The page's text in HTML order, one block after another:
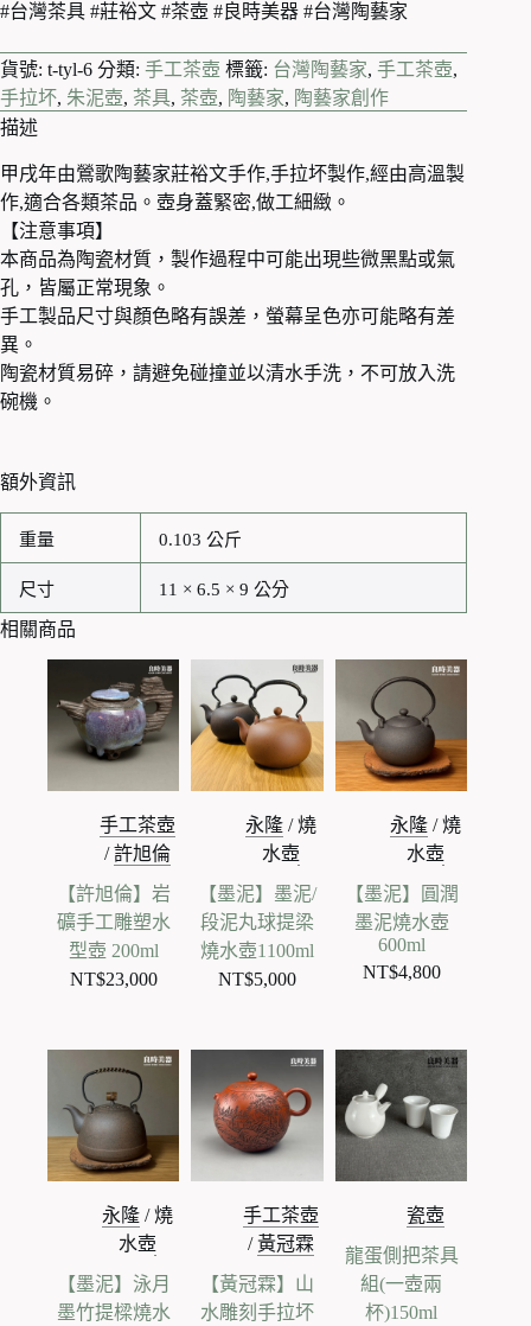
#台灣茶具 #莊裕文 #茶壺 #良時美器 #台灣陶藝家
貨號: t-tyl-6 分類: 手工茶壺 標籤: 台灣陶藝家, 手工茶壺,
手拉坏, 朱泥壺, 茶具, 茶壺, 陶藝家, 陶藝家創作
描述
甲戌年由鶯歌陶藝家莊裕文手作,手拉坏製作,經由高溫製
作,適合各類茶品。壺身蓋緊密,做工細緻。
【注意事項】
本商品為陶瓷材質，製作過程中可能出現些微黑點或氣
孔，皆屬正常現象。
手工製品尺寸與顏色略有誤差，螢幕呈色亦可能略有差
異。
陶瓷材質易碎，請避免碰撞並以清水手洗，不可放入洗
碗機。
額外資訊
重量 0.103 公斤
尺寸 11 × 6.5 × 9 公分
相關商品
手工茶壺
/許旭倫
【許旭倫】岩
礦手工雕塑水
型壺 200ml
NT$23,000
永隆 /燒
水壺
【墨泥】墨泥/
段泥丸球提梁
燒水壺1100ml
NT$5,000
永隆/燒
水壺
【墨泥】圓潤
墨泥燒水壺
600ml
NT$4,800
永隆/燒
水壺
【墨泥】泳月
墨竹提樑燒水
手工茶壺
/ 黃冠霖
【黃冠霖】山
水雕刻手拉坏
瓷壺
龍蛋側把茶具
組(一壺兩
杯)150ml